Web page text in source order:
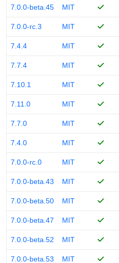
7.0.0-beta.45 MIT
7.0.0-rc.3 MIT
7.4.4 MIT
7.7.4 MIT
7.10.1 MIT
7.11.0 MIT
7.7.0 MIT
7.4.0 MIT
7.0.0-rc.0 MIT
7.0.0-beta.43 MIT
7.0.0-beta.50 MIT
7.0.0-beta.47 MIT
7.0.0-beta.52 MIT
7.0.0-beta.53 MIT